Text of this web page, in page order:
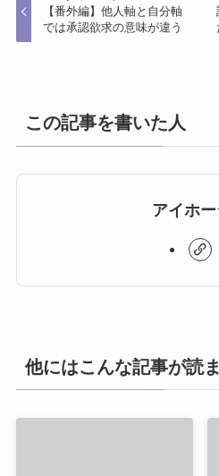
【番外編】他人軸と自分軸
では承認欲求の意味が違う
この記事を書いた人
アイホ
他にはこんな記事が読